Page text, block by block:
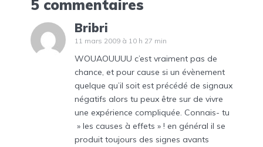
5 commentaires
Bribri
11 mars 2009 à 10 h 27 min
WOUAOUUUU c’est vraiment pas de
chance, et pour cause si un évènement
quelque qu’il soit est précédé de signaux
négatifs alors tu peux être sur de vivre
une expérience compliquée. Connais- tu
» les causes à effets » ! en général il se
produit toujours des signes avants